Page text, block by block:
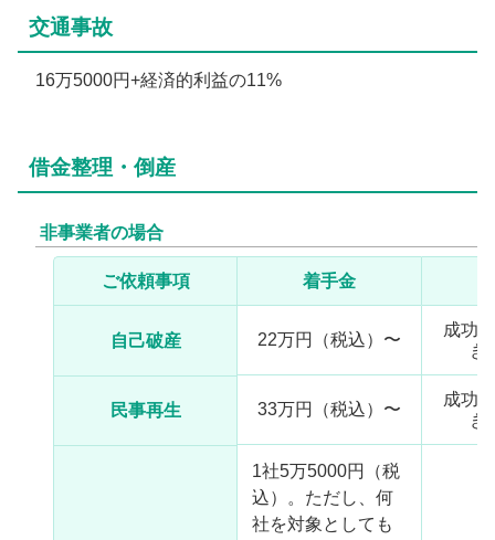
交通事故
16万5000円+経済的利益の11%
借金整理・倒産
非事業者の場合
ご依頼事項 着手金
自己破産 22万円（税込）〜
成功
き
民事再生 33万円（税込）〜
成功
き
1社5万5000円（税
込）。ただし、何
社を対象としても